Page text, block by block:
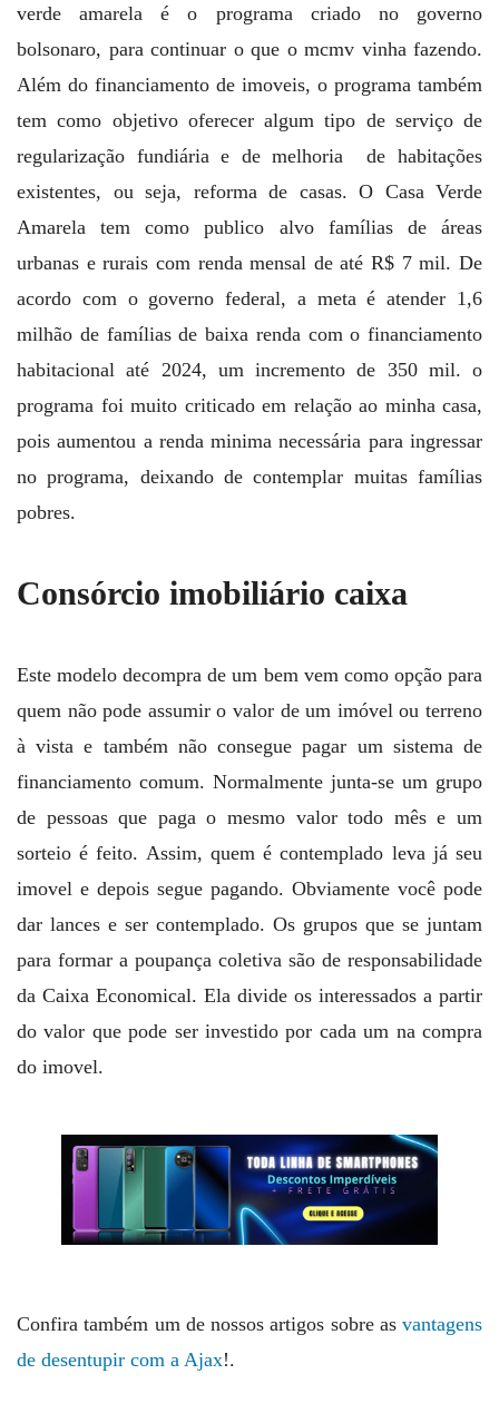
verde amarela é o programa criado no governo
bolsonaro, para continuar o que o mcmv vinha fazendo.
Além do financiamento de imoveis, o programa também
tem como objetivo oferecer algum tipo de serviço de
regularização fundiária e de melhoria de habitações
existentes, ou seja, reforma de casas. O Casa Verde
Amarela tem como publico alvo famílias de áreas
urbanas e rurais com renda mensal de até R$ 7 mil. De
acordo com o governo federal, a meta é atender 1,6
milhão de famílias de baixa renda com o financiamento
habitacional até 2024, um incremento de 350 mil. o
programa foi muito criticado em relação ao minha casa,
pois aumentou a renda minima necessária para ingressar
no programa, deixando de contemplar muitas famílias
pobres.
Consórcio imobiliário caixa
Este modelo decompra de um bem vem como opção para
quem não pode assumir o valor de um imóvel ou terreno
à vista e também não consegue pagar um sistema de
financiamento comum. Normalmente junta-se um grupo
de pessoas que paga o mesmo valor todo mês e um
sorteio é feito. Assim, quem é contemplado leva já seu
imovel e depois segue pagando. Obviamente você pode
dar lances e ser contemplado. Os grupos que se juntam
para formar a poupança coletiva são de responsabilidade
da Caixa Economical. Ela divide os interessados a partir
do valor que pode ser investido por cada um na compra
do imovel.
Confira também um de nossos artigos sobre as vantagens
de desentupir com a Ajax!.